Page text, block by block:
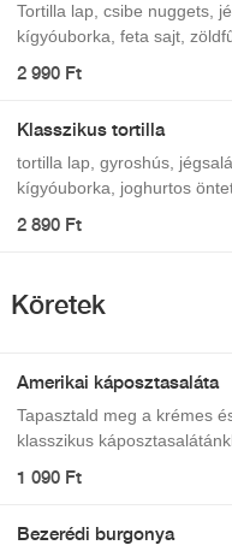
Tortilla lap, csibe nuggets,
kígyóuborka, feta sajt,
2 990 Ft
Klasszikus tortilla
tortilla lap, gyroshús,
kígyóuborka, joghurtos
2 890 Ft
Köretek
Amerikai káposztasaláta
Tapasztald meg a krémes
klasszikus
1 090 Ft
Bezerédi burgonya